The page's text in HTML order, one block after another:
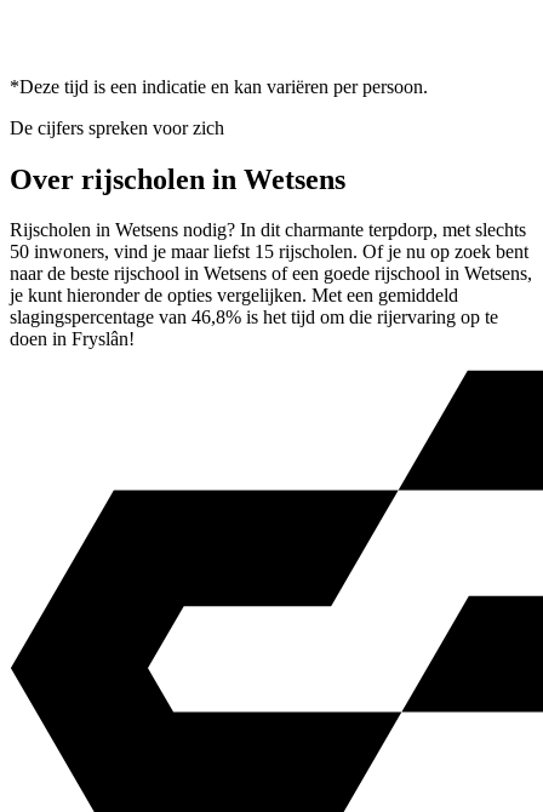
*Deze tijd is een indicatie en kan variëren per persoon.
De cijfers spreken voor zich
Over rijscholen in Wetsens
Rijscholen in Wetsens nodig? In dit charmante terpdorp, met slechts
50 inwoners, vind je maar liefst 15 rijscholen. Of je nu op zoek bent
naar de beste rijschool in Wetsens of een goede rijschool in Wetsens,
je kunt hieronder de opties vergelijken. Met een gemiddeld
slagingspercentage van 46,8% is het tijd om die rijervaring op te
doen in Fryslân!